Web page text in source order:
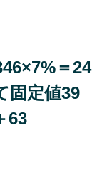
＝24
固定値39
63